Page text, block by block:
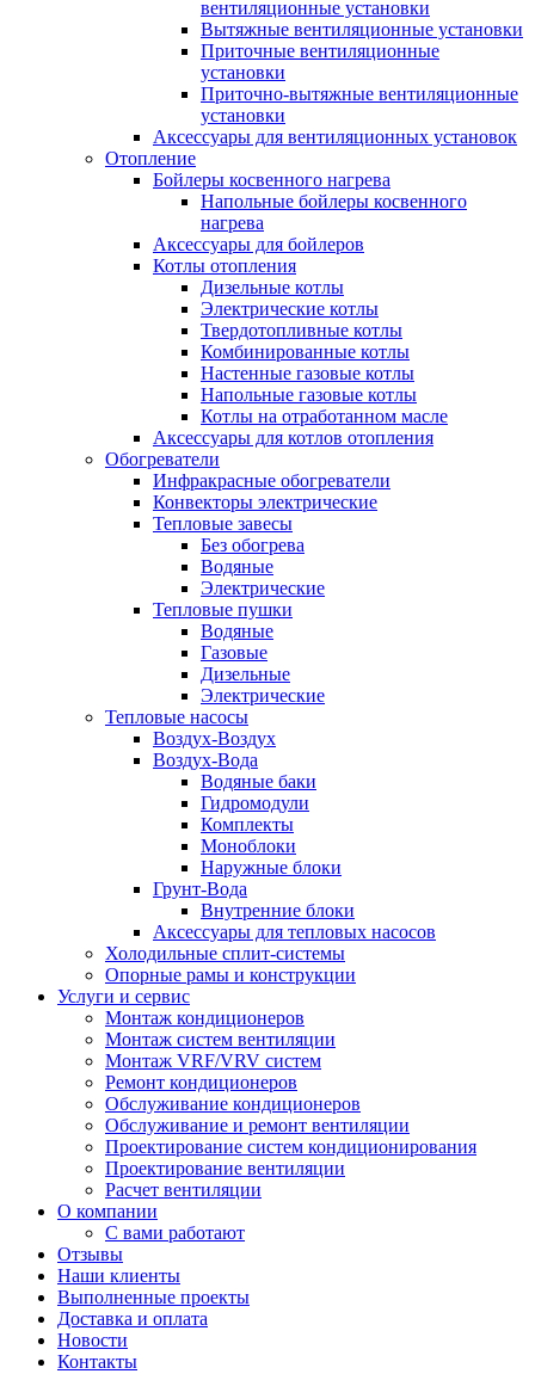
вентиляционные установки
Вытяжные вентиляционные установки
Приточные вентиляционные
установки
Приточно-вытяжные вентиляционные
установки
Аксессуары для вентиляционных установок
Отопление
Бойлеры косвенного нагрева
Напольные бойлеры косвенного
нагрева
Аксессуары для бойлеров
Котлы отопления
Дизельные котлы
Электрические котлы
Твердотопливные котлы
Комбинированные котлы
Настенные газовые котлы
Напольные газовые котлы
Котлы на отработанном масле
Аксессуары для котлов отопления
Обогреватели
Инфракрасные обогреватели
Конвекторы электрические
Тепловые завесы
Без обогрева
Водяные
Электрические
Тепловые пушки
Водяные
Газовые
Дизельные
Электрические
Тепловые насосы
Воздух-Воздух
Воздух-Вода
Водяные баки
Гидромодули
Комплекты
Моноблоки
Наружные блоки
Грунт-Вода
Внутренние блоки
Аксессуары для тепловых насосов
Холодильные сплит-системы
Опорные рамы и конструкции
Услуги и сервис
Монтаж кондиционеров
Монтаж систем вентиляции
Монтаж VRF/VRV систем
Ремонт кондиционеров
Обслуживание кондиционеров
Обслуживание и ремонт вентиляции
Проектирование систем кондиционирования
Проектирование вентиляции
Расчет вентиляции
О компании
С вами работают
Отзывы
Наши клиенты
Выполненные проекты
Доставка и оплата
Новости
Контакты